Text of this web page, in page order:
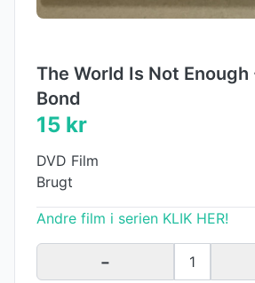
The World Is Not
Bond
15 kr
​​​​​​DVD Film
Brugt
Andre film i serien KLIK HER!
− 1